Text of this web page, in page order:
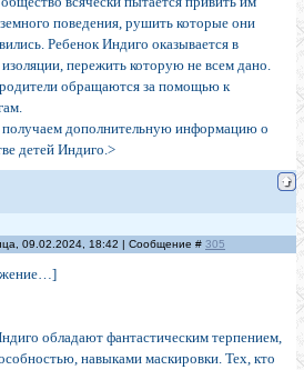
поведения, рушить которые они
Ребенок Индиго оказывается в
пережить которую не всем дано.
обращаются за помощью к
дополнительную информацию о
детей Индиго.>
09.02.2024, 18:42 | Сообщение # 305
обладают фантастическим терпением,
навыками маскировки. Тех, кто